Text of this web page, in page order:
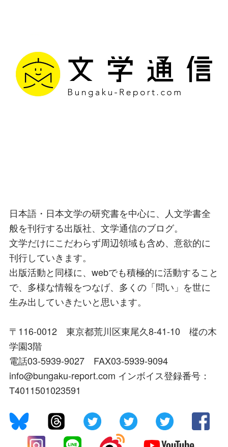
日本語・日本文学の研究書を中心に、人文学書全
般を刊行する出版社、文学通信のブログ。
文学だけにこだわらず周辺領域も含め、意欲的に
刊行していきます。
出版活動と同様に、webでも積極的に活動すること
で、多様な情報をつなげ、多くの「問い」を世に
生み出していきたいと思います。
〒116-0012 東京都荒川区東尾久8-41-10 樅の木
学園3階
電話03-5939-9027 FAX03-5939-9094
info@bungaku-report.com インボイス登録番号：
T4011501023591